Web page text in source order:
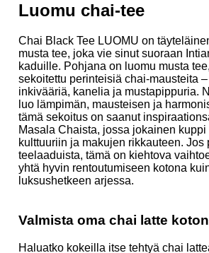
Luomu chai-tee
Chai Black Tee LUOMU on
musta tee, joka vie sinut suoraan
kaduille. Pohjana on luomu musta
sekoitettu perinteisiä chai-mausteita
inkivääriä, kanelia ja mustapippuria.
luo lämpimän, mausteisen ja
tämä sekoitus on saanut
Masala Chaista, jossa jokainen
kulttuuriin ja makujen rikkauteen. Jos
teelaaduista, tämä on kiehtova
yhtä hyvin rentoutumiseen kotona
luksushetkeen arjessa.
Valmista oma chai latte
Haluatko kokeilla itse tehtyä chai